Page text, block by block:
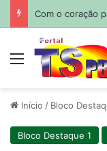
Menu
Início / Bloco
Bloco Destaque 1